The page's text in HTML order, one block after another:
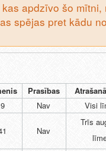
apdzīvo šo mītni,
spējas pret kādu
Prasības
9 Nav Visi
Nav
Trīs